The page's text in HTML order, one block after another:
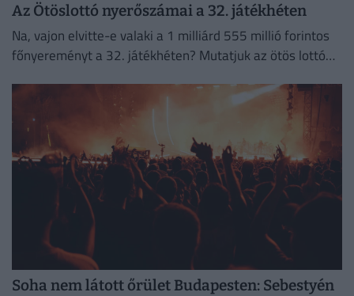
Az Ötöslottó nyerőszámai a 32. játékhéten
Na, vajon elvitte-e valaki a 1 milliárd 555 millió forintos
főnyereményt a 32. játékhéten? Mutatjuk az ötös lottó
Soha nem látott őrület Budapesten: Sebestyén